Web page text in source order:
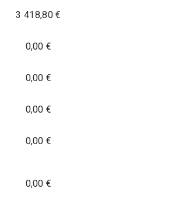
3 418,80 €
0,00 €
0,00 €
0,00 €
0,00 €
0,00 €